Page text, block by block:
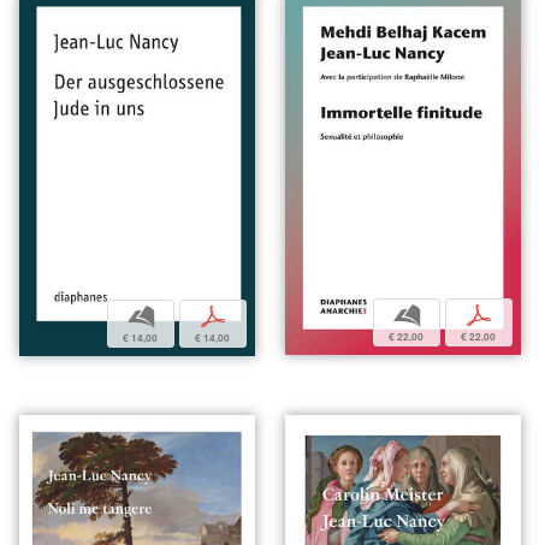
b
€ 14,00
p
€ 14,00
b
€ 22,00
p
€ 22,00